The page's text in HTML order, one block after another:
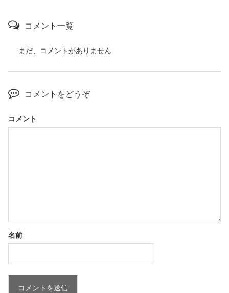
コメント一覧
まだ、コメントがありません
コメントをどうぞ
コメント
名前